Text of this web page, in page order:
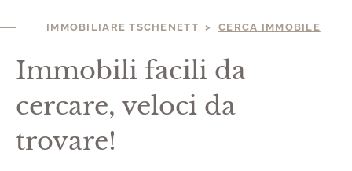
IMMOBILIARE TSCHENETT >CERCA IMMOBILE
Immobili facili da
cercare, veloci da
trovare!